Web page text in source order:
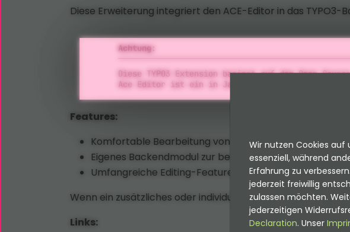
Diese Erweiterung integriert den ACE-Editor in das TYPO3-
Achtung:
Diese TYPO3 Extension basiert auf dem Open
Ace Editor ist ein in JavaScript geschriebener,
Features:
Komfortable Bearbeitung von Source-Dateien
Eigenes Backendmodul zur besseren Übersichtlichkeit
Umfangreiche Editing-Features wie z.B. Syntax-
Wenn ein zusätzliches oder individuelles Feature benötigt
Links:
Wir nutzen Cookies auf
essenziell, während
Erfahrung zu
jederzeit freiwillig
zulassen möchten.
jederzeitigen
Declaration. Unser